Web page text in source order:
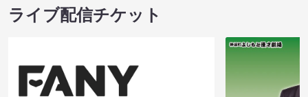
ライブ配信チケット